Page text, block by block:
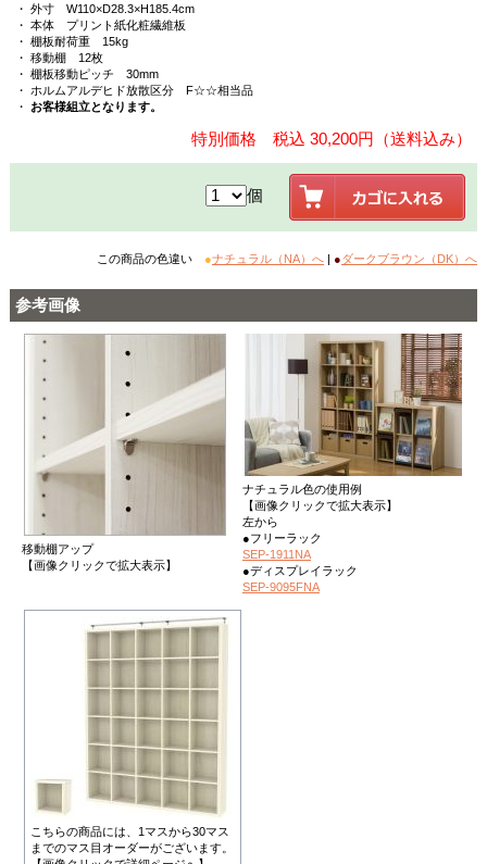
・ 外寸 W110×D28.3×H185.4cm
・ 本体 プリント紙化粧繊維板
・ 棚板耐荷重 15kg
・ 移動棚 12枚
・ 棚板移動ピッチ 30mm
・ ホルムアルデヒド放散区分 F☆☆相当品
・ お客様組立となります。
特別価格 税込 30,200円（送料込み）
個
この商品の色違い ●ナチュラル（NA）へ | ●ダークブラウン（DK）へ
参考画像
移動棚アップ
【画像クリックで拡大表示】
ナチュラル色の使用例
【画像クリックで拡大表示】
左から
●フリーラック
SEP-1911NA
●ディスプレイラック
SEP-9095FNA
こちらの商品には、1マスから30マス
までのマス目オーダーがございます。